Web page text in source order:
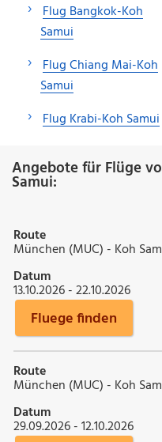
Flug Bangkok-Koh
Samui
Flug Chiang Mai-Koh
Samui
Flug Krabi-Koh Samui
Angebote für Flüge
Samui:
Route
München (MUC) - Koh
Datum
13.10.2026 - 22.10.2026
Fluege finden
Route
München (MUC) - Koh
Datum
29.09.2026 - 12.10.2026